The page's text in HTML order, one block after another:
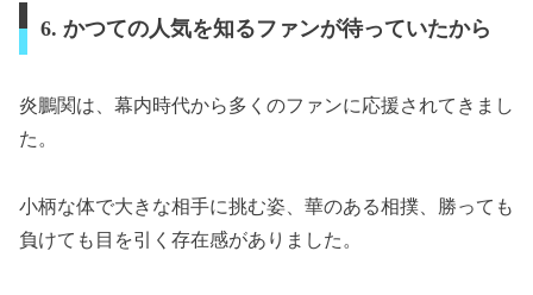
6. かつての人気を知るファンが待っていたから
炎鵬関は、幕内時代から多くのファンに応援されてきまし
た。
小柄な体で大きな相手に挑む姿、華のある相撲、勝っても
負けても目を引く存在感がありました。